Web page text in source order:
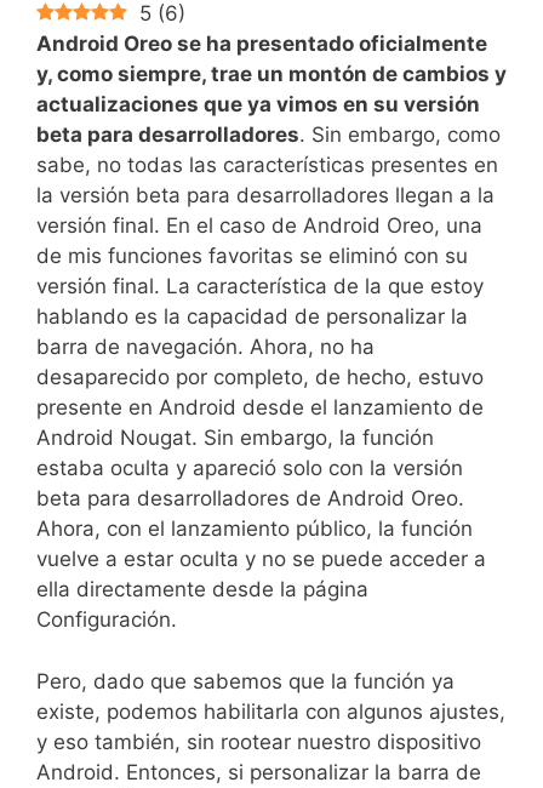
5 (6)
Android Oreo se ha presentado oficialmente
y, como siempre, trae un montón de cambios y
actualizaciones que ya vimos en su versión
beta para desarrolladores. Sin embargo, como
sabe, no todas las características presentes en
la versión beta para desarrolladores llegan a la
versión final. En el caso de Android Oreo, una
de mis funciones favoritas se eliminó con su
versión final. La característica de la que estoy
hablando es la capacidad de personalizar la
barra de navegación. Ahora, no ha
desaparecido por completo, de hecho, estuvo
presente en Android desde el lanzamiento de
Android Nougat. Sin embargo, la función
estaba oculta y apareció solo con la versión
beta para desarrolladores de Android Oreo.
Ahora, con el lanzamiento público, la función
vuelve a estar oculta y no se puede acceder a
ella directamente desde la página
Configuración.
Pero, dado que sabemos que la función ya
existe, podemos habilitarla con algunos ajustes,
y eso también, sin rootear nuestro dispositivo
Android. Entonces, si personalizar la barra de